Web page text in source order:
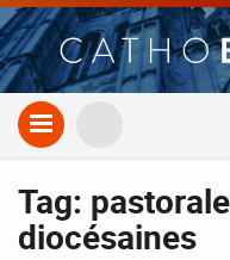
Aller
au
Tag:
diocésaines